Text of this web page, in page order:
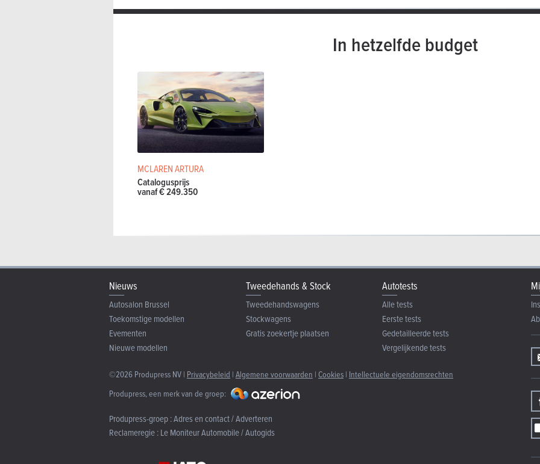
In hetzelfde budget
MCLAREN ARTURA
Catalogusprijs
vanaf € 249.350
Nieuws
Autosalon Brussel
Toekomstige modellen
Evementen
Nieuwe modellen
Tweedehands & Stock
Tweedehandswagens
Stockwagens
Gratis zoekertje plaatsen
Autotests
Alle tests
Eerste tests
Gedetailleerde tests
Vergelijkende tests
©2026 Produpress NV | Privacybeleid | Algemene voorwaarden | Cookies | Intellectuele eigendomsrechten
Produpress, een merk van de groep:
Produpress-groep :Adres en contact / Adverteren
Reclameregie :Le Moniteur Automobile / Autogids